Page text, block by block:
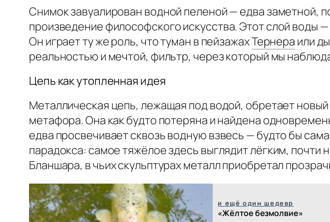
Снимок завуалирован водной пеленой — едва заметной,
произведение философского искусства. Этот слой воды
Он играет ту же роль, что туман в пейзажахТернера или
реальностью и мечтой, фильтр, через который мы
Цепь как утопленная идея
Металлическая цепь, лежащая под водой, обретает
метафора. Она как будто потеряна и найдена
едва просвечивает сквозь водную взвесь — будто бы
парадокса: самое тяжёлое здесь выглядит лёгким,
Бланшара, в чьих скульптурах металл приобретал
и ещё один шедевр
«Жёлтое безмолвие»